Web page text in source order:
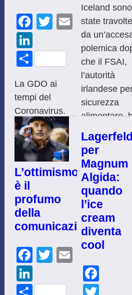
Facebook
Twitter
Email
LinkedIn
Share
La GDO ai
tempi del
Coronavirus.
La grande
emergenza che
stiamo
attraversando
non ha
risparmiato
nessun
comparto
industriale,
determinando
comportamenti
differenti tra
brand che
Iceland sono
state travolte
da
polemica
che il FSAI,
l’autorità
irlandese
sicurezza
alimentare,
presenza di
carne equina
alcuni
hamburger di
manzo
negli
ipermercati.
carne
proverrebbe
due
stabilimenti
irlandesi:
L’ottimismo
è il
profumo
della
comunicazione
Facebook
Twitter
Email
LinkedIn
Lagerfeld
per
Magnum
Algida:
quando
l’ice
cream
diventa
cool